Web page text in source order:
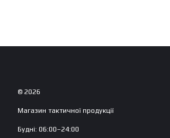
© 2026
Магазин тактичної продукції
Будні: 06:00–24:00